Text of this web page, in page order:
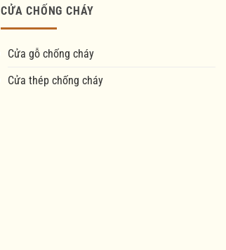
CỬA CHỐNG CHÁY
Cửa gỗ chống cháy
Cửa thép chống cháy